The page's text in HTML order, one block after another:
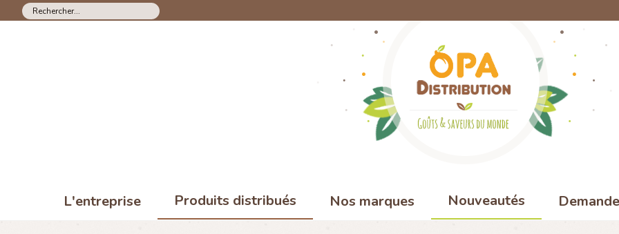
L'entreprise Produits distribués Nos marques Nouveautés